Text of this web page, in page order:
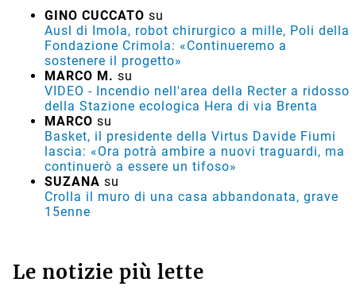
GINO CUCCATO su
Ausl di Imola, robot chirurgico a mille, Poli della
Fondazione Crimola: «Continueremo a
sostenere il progetto»
MARCO M. su
VIDEO - Incendio nell'area della Recter a ridosso
della Stazione ecologica Hera di via Brenta
MARCO su
Basket, il presidente della Virtus Davide Fiumi
lascia: «Ora potrà ambire a nuovi traguardi, ma
continuerò a essere un tifoso»
SUZANA su
Crolla il muro di una casa abbandonata, grave
15enne
Le notizie più lette